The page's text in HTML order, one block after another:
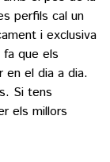
perfils cal un
i exclusiva
que els
en el dia a dia.
Si tens
els millors